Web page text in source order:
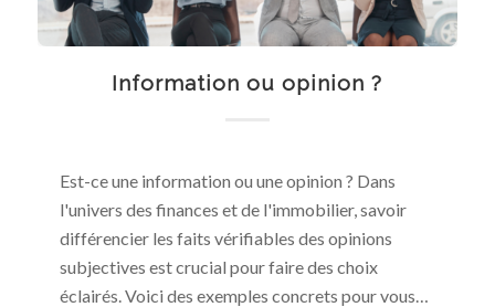
Information ou opinion ?
Est-ce une information ou une opinion ? Dans
l'univers des finances et de l'immobilier, savoir
différencier les faits vérifiables des opinions
subjectives est crucial pour faire des choix
éclairés. Voici des exemples concrets pour vous…